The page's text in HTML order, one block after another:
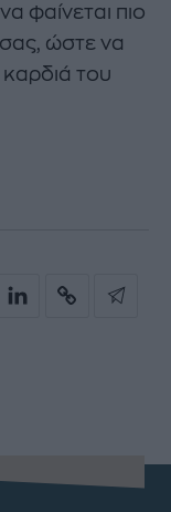
φαίνεται πιο
ώστε να
καρδιά του